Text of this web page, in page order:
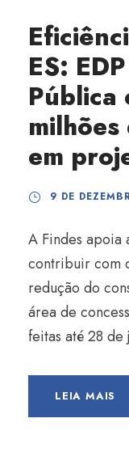
ES:
Pública
em
9 DE
A Findes apoia
contribuir com
redução do
área de
feitas até 28
LEIA MAIS